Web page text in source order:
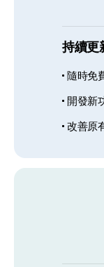
持續更
隨時免
開發新
改善原